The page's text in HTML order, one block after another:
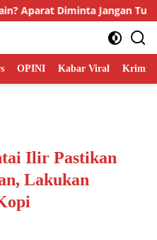
Disambut Hangat
OPINI Kabar Viral
Ilir Pastikan
Lakukan